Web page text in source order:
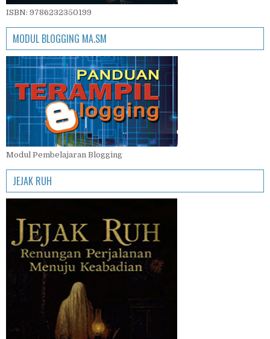
ISBN: 9786232350199
MODUL BLOGGING MA.SM
Modul Pembelajaran Blogging
JEJAK RUH